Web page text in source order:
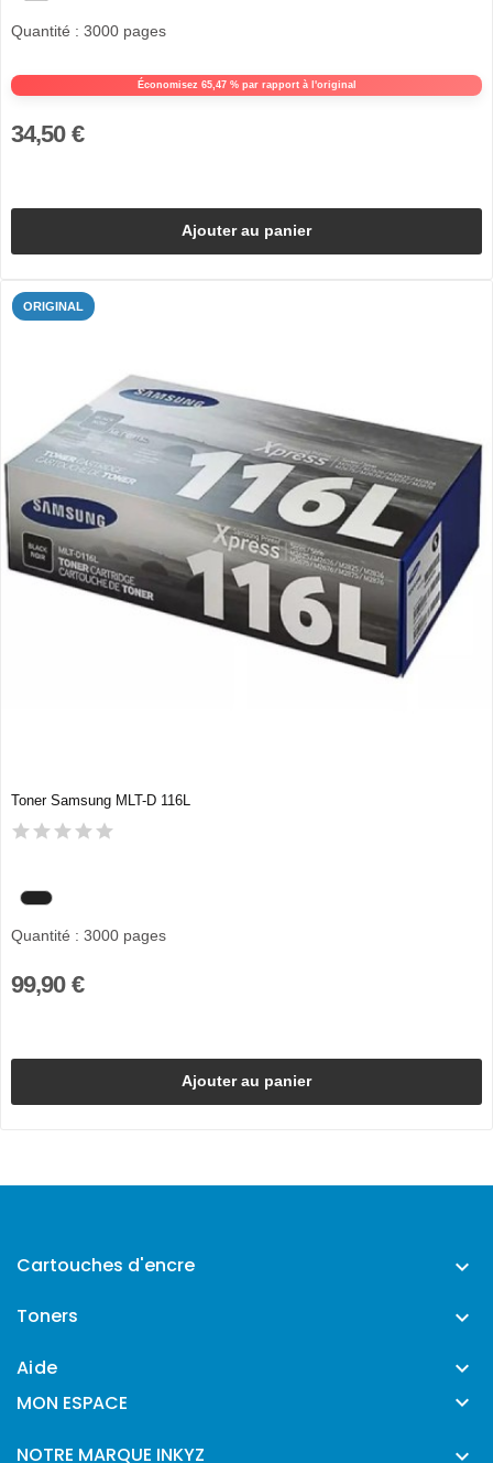
Économisez 65,47 % par rapport à l'original
Quantité : 3000 pages
34,50 €
Ajouter au panier
ORIGINAL
Toner Samsung MLT-D 116L
Quantité : 3000 pages
99,90 €
Ajouter au panier
Cartouches d'encre 
Toners 
Aide 
MON ESPACE 
NOTRE MARQUE INKYZ 